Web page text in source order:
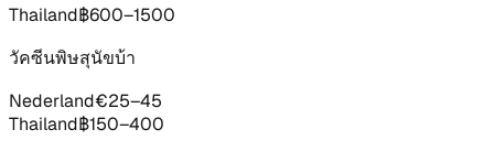
Thailand฿600–1500
วัคซีนพิษสุนัขบ้า
Nederland€25–45
Thailand฿150–400